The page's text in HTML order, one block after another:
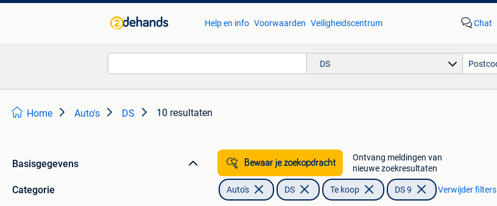
Help en info Voorwaarden Veiligheidscentrum Chat
DS
Home Auto's DS 10 resultaten
Basisgegevens
Categorie
Bewaar je zoekopdracht
Ontvang meldingen van
nieuwe zoekresultaten
Auto's DS Te koop DS 9 Verwijder filters